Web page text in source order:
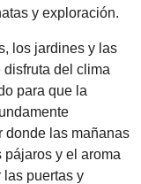
y exploración.
los jardines y las
del clima
para que la
donde las mañanas
y el aroma
las puertas y